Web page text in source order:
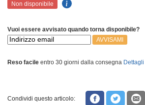
Non disponibile
Vuoi essere avvisato quando torna disponibile?
AVVISAMI
Reso facile entro 30 giorni dalla consegna Dettagli
Condividi questo articolo: